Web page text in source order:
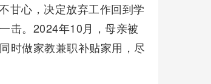
甘心，决定放弃工作回到学
击。2024年10月，母亲被
时做家教兼职补贴家用，尽